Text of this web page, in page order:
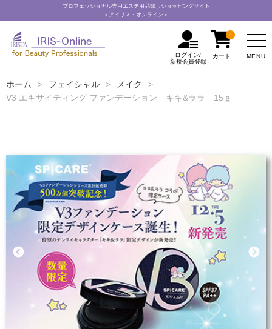
MENU
ログイン/
新規会員登録
カート
0
プロフェッショナル専用エステ用品卸しショッピングサイト
＜アイリス・オンライン＞
ホーム フェイシャル
メイク
V3 エキサイティング ファンデーション キキ&ララ 15ｇ